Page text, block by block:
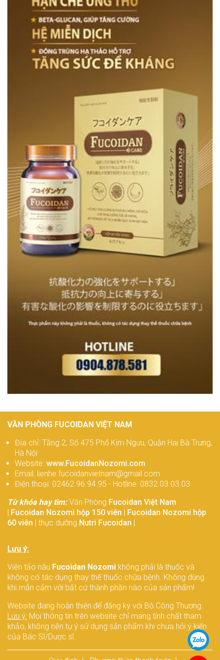
VĂN PHÒNG FUCOIDAN VIỆT NAM
Địa chỉ: Tầng 2, Số 475 Phố Kim Ngưu, Quận Hai Bà Trưng,
Hà Nội
Website: www.FucoidanNozomi.com
Email: lienhe.fucoidanvietnam@gmail.com
Điện thoại: 02462.96.94.95 - Hotline: 0832.03.03.03
Từ khóa hay tìm:Văn Phòng Fucoidan Việt Nam
| Fucoidan Nozomi hộp 150 viên | Fucoidan Nozomi hộp
60 viên | thực dưỡng Nutri Fucoidan |
Lưu ý:
Viên tảo nâu Fucoidan Nozomi không phải là thuốc và
không có tác dụng thay thế thuốc chữa bệnh. Không dùng
khi mẫn cảm với bất cứ thành phần nào của sản phẩm!
Website đang hoàn thiện để đăng ký với Bộ Công Thương.
Lưu ý: Mọi thông tin trên website chỉ mang tính chất tham
khảo, không nên tự ý sử dụng sản phẩm khi chưa hỏi ý kiến
của Bác Sĩ/Dược sĩ.